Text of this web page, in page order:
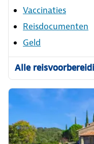
Vaccinaties
Reisdocumenten
Geld
Alle